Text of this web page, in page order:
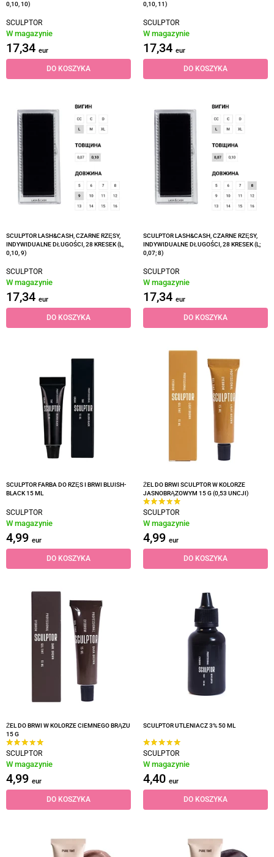
0,10, 10)
SCULPTOR
W magazynie
17,34 eur
DO KOSZYKA
0,10, 11)
SCULPTOR
W magazynie
17,34 eur
DO KOSZYKA
SCULPTOR LASH&CASH, CZARNE RZĘSY,
INDYWIDUALNE DŁUGOŚCI, 28 KRESEK (L,
0,10, 9)
SCULPTOR
W magazynie
17,34 eur
DO KOSZYKA
SCULPTOR LASH&CASH, CZARNE RZĘSY,
INDYWIDUALNE DŁUGOŚCI, 28 KRESEK (L;
0,07; 8)
SCULPTOR
W magazynie
17,34 eur
DO KOSZYKA
SCULPTOR FARBA DO RZĘS I BRWI BLUISH-
BLACK 15 ML
SCULPTOR
W magazynie
4,99 eur
DO KOSZYKA
ŻEL DO BRWI SCULPTOR W KOLORZE
JASNOBRĄZOWYM 15 G (0,53 UNCJI)
SCULPTOR
W magazynie
4,99 eur
DO KOSZYKA
ŻEL DO BRWI W KOLORZE CIEMNEGO BRĄZU
15 G
SCULPTOR
W magazynie
4,99 eur
DO KOSZYKA
SCULPTOR UTLENIACZ 3% 50 ML
SCULPTOR
W magazynie
4,40 eur
DO KOSZYKA